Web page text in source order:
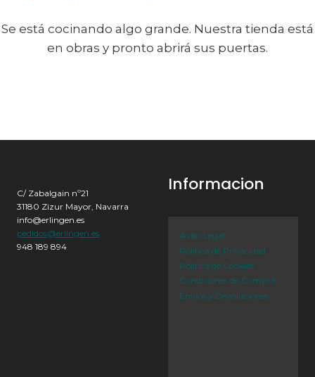
Se está cocinando algo grande. Nuestra tienda está
en obras y pronto abrirá sus puertas.
C/ Zabalgain nº21
31180 Zizur Mayor, Navarra
info@erlingen.es
pedidos@erlingen.es
948 189 894
Informacion
Aviso Legal
Política de Privacidad
Política de Cookies
Condiciones de Compra
Envíos y Devoluciones